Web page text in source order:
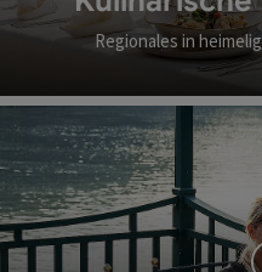
Regionales in